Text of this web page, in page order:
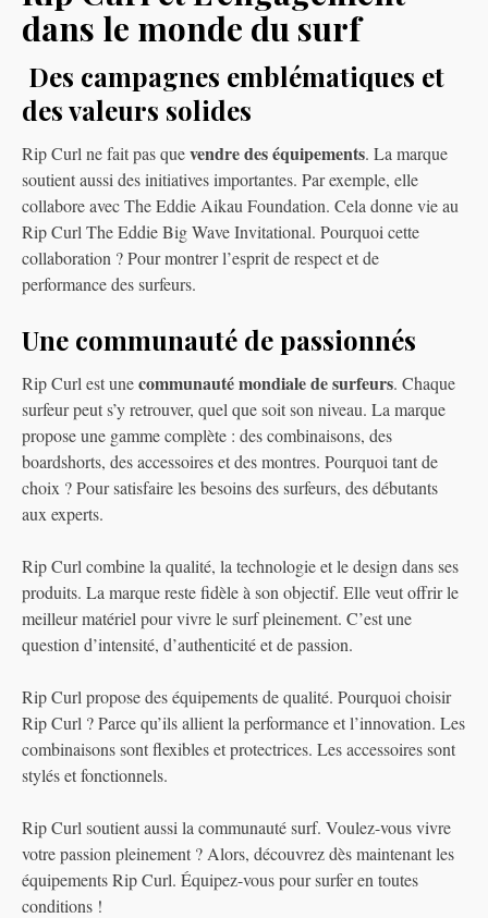
dans le monde du surf
Des campagnes emblématiques et
des valeurs solides
Rip Curl ne fait pas quevendre des équipements. La marque
soutient aussi des initiatives importantes. Par exemple, elle
collabore avec The Eddie Aikau Foundation. Cela donne vie au
Rip Curl The Eddie Big Wave Invitational. Pourquoi cette
collaboration ? Pour montrer l’esprit de respect et de
performance des surfeurs.
Une communauté de passionnés
Rip Curl est unecommunauté mondiale de surfeurs. Chaque
surfeur peut s’y retrouver, quel que soit son niveau. La marque
propose une gamme complète : des combinaisons, des
boardshorts, des accessoires et des montres. Pourquoi tant de
choix ? Pour satisfaire les besoins des surfeurs, des débutants
aux experts.
Rip Curl combine la qualité, la technologie et le design dans ses
produits. La marque reste fidèle à son objectif. Elle veut offrir le
meilleur matériel pour vivre le surf pleinement. C’est une
question d’intensité, d’authenticité et de passion.
Rip Curl propose des équipements de qualité. Pourquoi choisir
Rip Curl ? Parce qu’ils allient la performance et l’innovation. Les
combinaisons sont flexibles et protectrices. Les accessoires sont
stylés et fonctionnels.
Rip Curl soutient aussi la communauté surf. Voulez-vous vivre
votre passion pleinement ? Alors, découvrez dès maintenant les
équipements Rip Curl. Équipez-vous pour surfer en toutes
conditions !